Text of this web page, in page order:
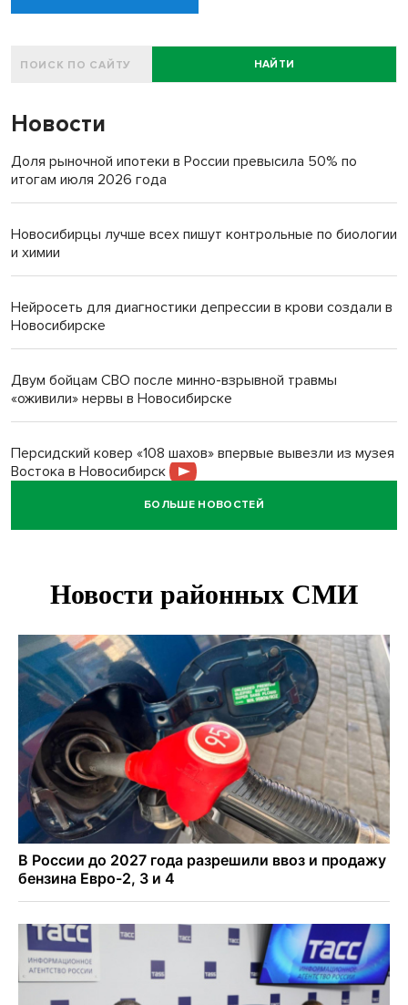
НАЙТИ
Новости
Доля рыночной ипотеки в России превысила 50% по
итогам июля 2026 года
Новосибирцы лучше всех пишут контрольные по биологии
и химии
Нейросеть для диагностики депрессии в крови создали в
Новосибирске
Двум бойцам СВО после минно-взрывной травмы
«оживили» нервы в Новосибирске
Персидский ковер «108 шахов» впервые вывезли из музея
Востока в Новосибирск
Актриса из Новосибирска Евгения Туркова сыграла мать
Трех туберкулезников под конвоем доставили в
В Новосибирске курьер на велосипеде сломал ребенку
ключицу
Условный срок получил бердский подросток за
мошенничество на 3,5 миллиона
БОЛЬШЕ НОВОСТЕЙ